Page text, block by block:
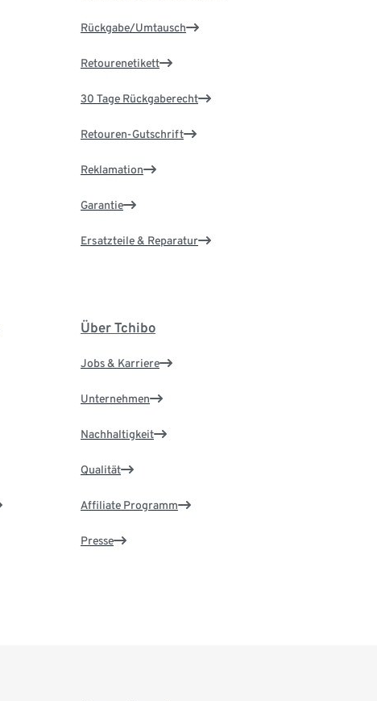
Rückgabe/Umtausch
Retourenetikett
30 Tage Rückgaberecht
Retouren-Gutschrift
Reklamation
Garantie
Ersatzteile & Reparatur
Über Tchibo
Jobs & Karriere
Unternehmen
Nachhaltigkeit
Qualität
Affiliate Programm
Presse